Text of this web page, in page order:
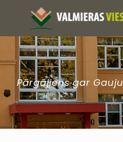
Pārgājiens gar Gauju